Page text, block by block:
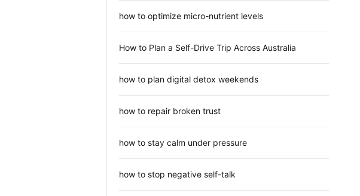
how to optimize micro-nutrient levels
How to Plan a Self-Drive Trip Across Australia
how to plan digital detox weekends
how to repair broken trust
how to stay calm under pressure
how to stop negative self-talk